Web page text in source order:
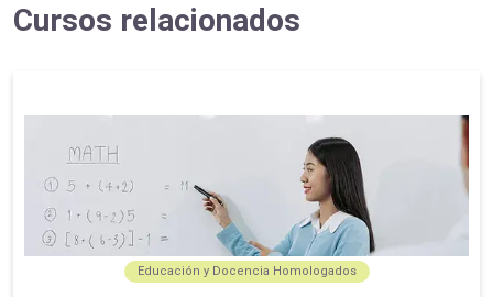
Cursos relacionados
Educación y Docencia Homologados